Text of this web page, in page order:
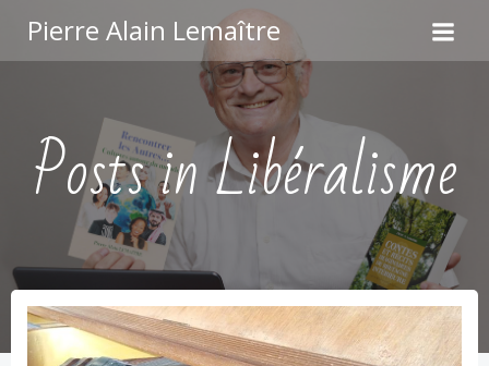
au
contenu
Pierre Alain Lemaître
Posts in Libéralisme